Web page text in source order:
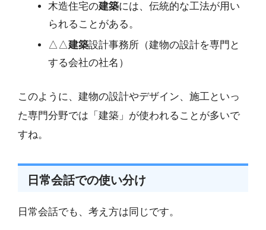
木造住宅の建築には、伝統的な工法が用い
られることがある。
△△建築設計事務所（建物の設計を専門と
する会社の社名）
このように、建物の設計やデザイン、施工といっ
た専門分野では「建築」が使われることが多いで
すね。
日常会話での使い分け
日常会話でも、考え方は同じです。